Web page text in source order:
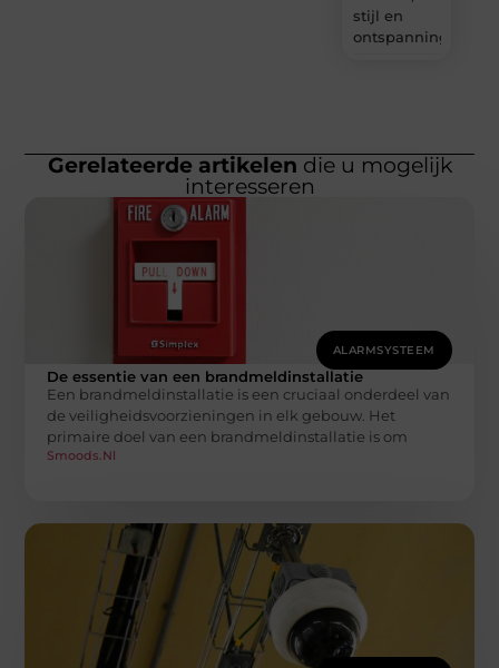
stijl en
ontspanning?
Gerelateerde artikelen die u mogelijk
interesseren
ALARMSYSTEEM
De essentie van een brandmeldinstallatie
Een brandmeldinstallatie is een cruciaal onderdeel van
de veiligheidsvoorzieningen in elk gebouw. Het
primaire doel van een brandmeldinstallatie is om
Smoods.nl